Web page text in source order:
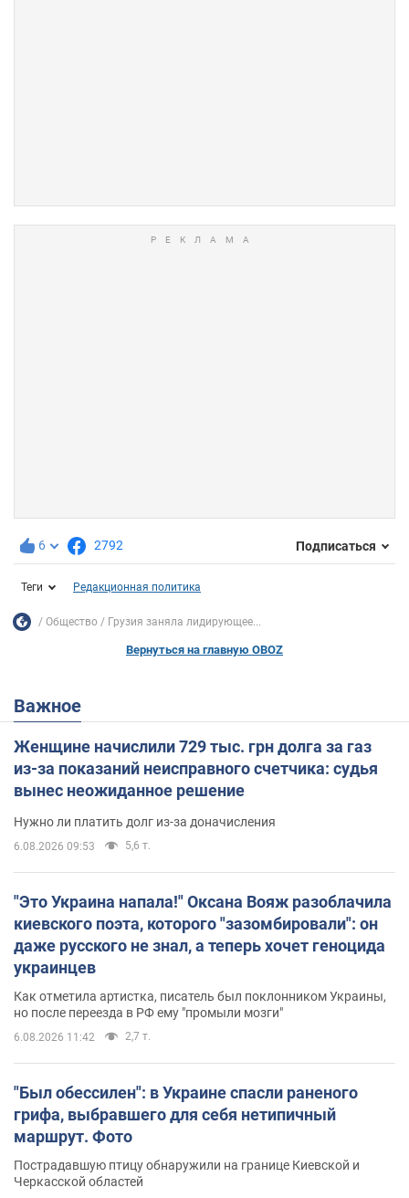
6 2792 Подписаться
Теги Редакционная политика
Общество Грузия заняла лидирующее...
Вернуться на главную OBOZ
Важное
Женщине начислили 729 тыс. грн долга за газ
из-за показаний неисправного счетчика: судья
вынес неожиданное решение
Нужно ли платить долг из-за доначисления
6.08.2026 09:53 5,6 т.
"Это Украина напала!" Оксана Вояж разоблачила
киевского поэта, которого "зазомбировали": он
даже русского не знал, а теперь хочет геноцида
украинцев
Как отметила артистка, писатель был поклонником Украины,
но после переезда в РФ ему "промыли мозги"
6.08.2026 11:42 2,7 т.
"Был обессилен": в Украине спасли раненого
грифа, выбравшего для себя нетипичный
маршрут. Фото
Пострадавшую птицу обнаружили на границе Киевской и
Черкасской областей